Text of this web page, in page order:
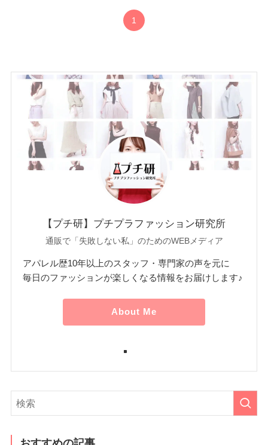
1
【プチ研】プチプラファッション研究所
通販で「失敗しない私」のためのWEBメディア
アパレル歴10年以上のスタッフ・専門家の声を元に
毎日のファッションが楽しくなる情報をお届けします♪
About Me